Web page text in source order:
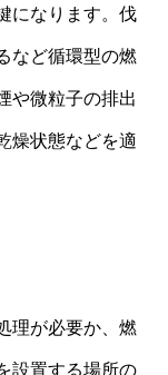
になります。伐
など循環型の燃
や微粒子の排出
燥状態などを適
理が必要か、燃
設置する場所の